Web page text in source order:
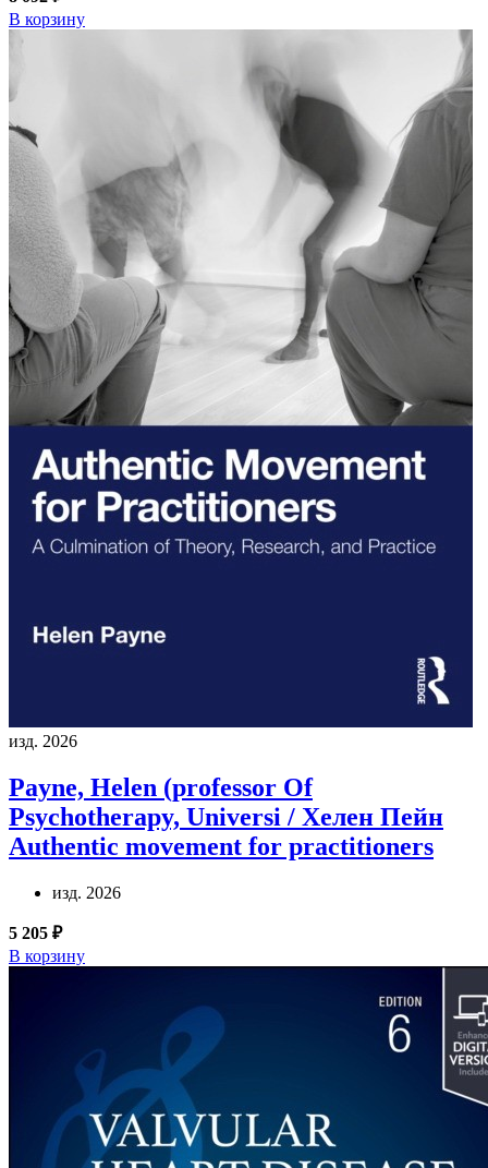
В корзину
изд. 2026
Payne, Helen (professor Of
Psychotherapy, Universi / Хелен Пейн
Authentic movement for practitioners
изд. 2026
5 205 ₽
В корзину